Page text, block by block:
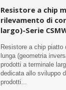
Resistore a chip
rilevamento di
largo)-Serie
Resistore a chip piatto
lunga (geometria
prodotti a terminale
dedicata allo sviluppo
prodotti...